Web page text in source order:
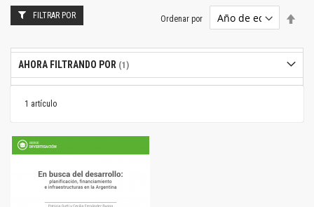
1 artículo
Ordenar por
FILTRAR POR
AHORA FILTRANDO POR